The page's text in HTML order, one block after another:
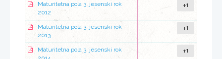
Maturitetna pola 3, jesenski rok
2012
+1
Maturitetna pola 3, jesenski rok
2013
+1
Maturitetna pola 3, jesenski rok
+1